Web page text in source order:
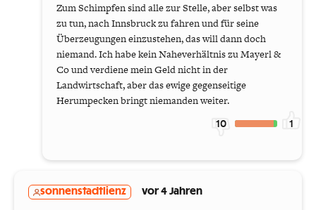
Zum Schimpfen sind alle zur Stelle, aber selbst was
zu tun, nach Innsbruck zu fahren und für seine
Überzeugungen einzustehen, das will dann doch
niemand. Ich habe kein Naheverhältnis zu Mayerl &
Co und verdiene mein Geld nicht in der
Landwirtschaft, aber das ewige gegenseitige
Herumpecken bringt niemanden weiter.
10 1
sonnenstadtlienz vor 4 Jahren